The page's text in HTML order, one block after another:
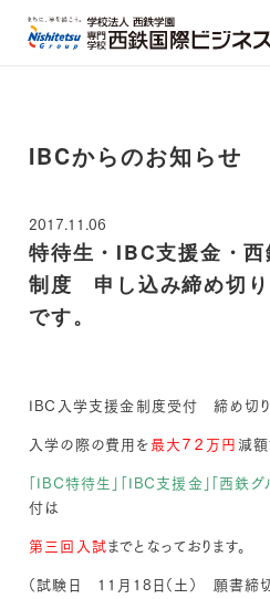
IBCからのお知らせ
2017.11.06
特待生・IBC支援金・
制度 申し込み締め切
です。
IBC入学支援金制度受付 締め切り
入学の際の費用を最大７２万円 減
「IBC特待生」「IBC支援金」「西鉄
付は
第三回入試までとなっております。
（試験日 11月18日（土） 願書締